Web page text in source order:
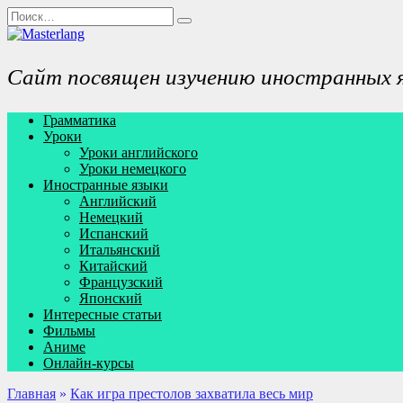
Перейти
к
содержанию
Search
for:
Сайт посвящен изучению иностранных
Грамматика
Уроки
Уроки английского
Уроки немецкого
Иностранные языки
Английский
Немецкий
Испанский
Итальянский
Китайский
Французский
Японский
Интересные статьи
Фильмы
Аниме
Онлайн-курсы
Главная » Как игра престолов захватила весь мир